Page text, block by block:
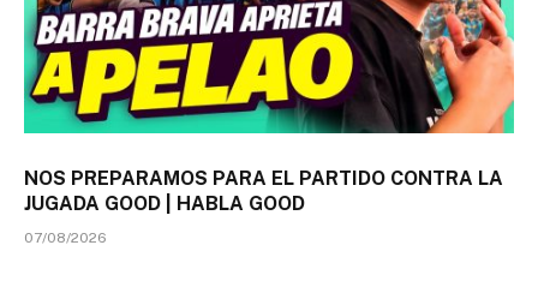
NOS PREPARAMOS PARA EL PARTIDO CONTRA LA
JUGADA GOOD | HABLA GOOD
07/08/2026